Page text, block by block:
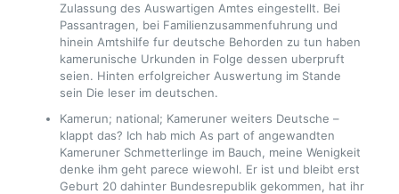
Zulassung des Auswartigen Amtes eingestellt. Bei
Passantragen, bei Familienzusammenfuhrung und
hinein Amtshilfe fur deutsche Behorden zu tun haben
kamerunische Urkunden in Folge dessen uberpruft
seien. Hinten erfolgreicher Auswertung im Stande
sein Die leser im deutschen.
Kamerun; national; Kameruner weiters Deutsche –
klappt das? Ich hab mich As part of angewandten
Kameruner Schmetterlinge im Bauch, meine Wenigkeit
denke ihm geht parece wiewohl. Er ist und bleibt erst
Geburt 20 dahinter Bundesrepublik gekommen, hat ihr